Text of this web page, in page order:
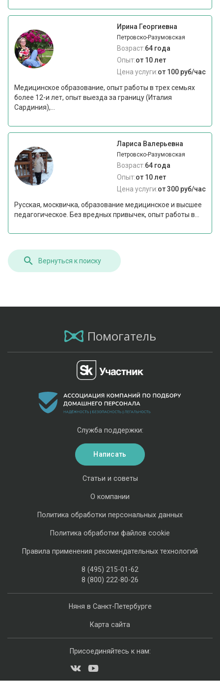
Ирина Георгиевна
Петровско-Разумовская
Возраст:64 года
Опыт:от 10 лет
Цена услуги:от 100 руб/час
Медицинское образование, опыт работы в трех семьях
более 12-и лет, опыт выезда за границу (Италия
Сардиния),...
Лариса Валерьевна
Петровско-Разумовская
Возраст:64 года
Опыт:от 10 лет
Цена услуги:от 300 руб/час
Русская, москвичка, образование медицинское и высшее
педагогическое. Без вредных привычек, опыт работы в...
Вернуться к поиску
Помогатель
Няня в Санкт-Петербурге
Карта сайта
Статьи и советы
О компании
Политика обработки персональных данных
Политика обработки файлов cookie
Правила применения рекомендательных технологий
8 (495) 215-01-62
8 (800) 222-80-26
Служба поддержки:
Написать
Присоединяйтесь к нам: